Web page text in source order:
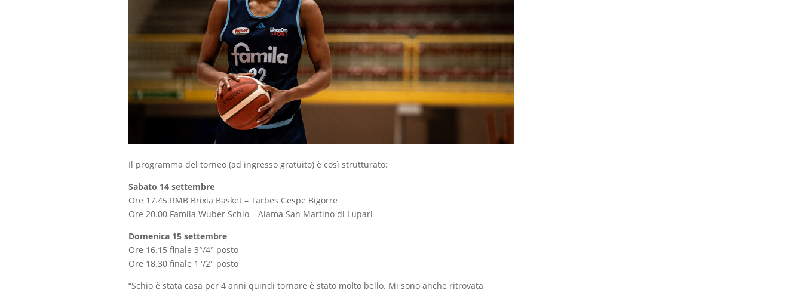
Il programma del torneo (ad ingresso gratuito) è così strutturato:
Sabato 14 settembre
Ore 17.45 RMB Brixia Basket – Tarbes Gespe Bigorre
Ore 20.00 Famila Wuber Schio – Alama San Martino di Lupari
Domenica 15 settembre
Ore 16.15 finale 3°/4° posto
Ore 18.30 finale 1°/2° posto
“Schio è stata casa per 4 anni quindi tornare è stato molto bello. Mi sono anche ritrovata